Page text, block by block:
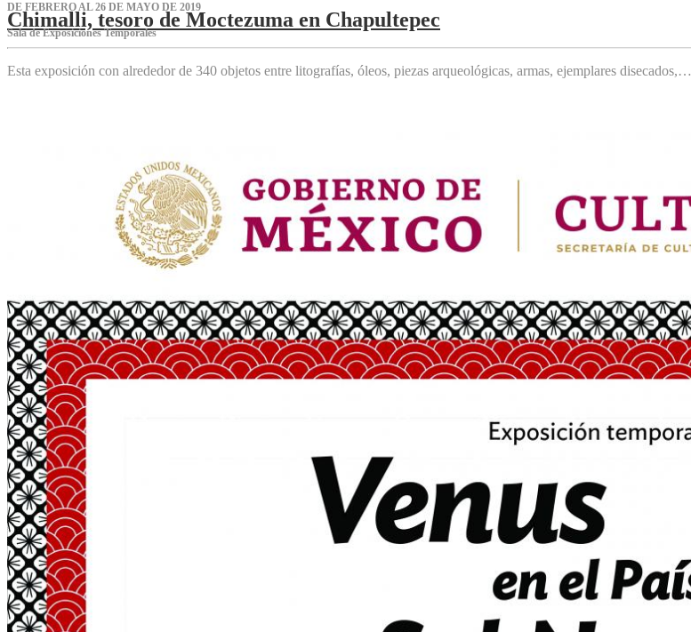
DE FEBRERO AL 26 DE MAYO DE 2019
Chimalli, tesoro de Moctezuma en Chapultepec
Sala de Exposiciones Temporales
Esta exposición con alrededor de 340 objetos entre litografías, óleos, piezas arqueológicas, armas, ejemplares disecados,…